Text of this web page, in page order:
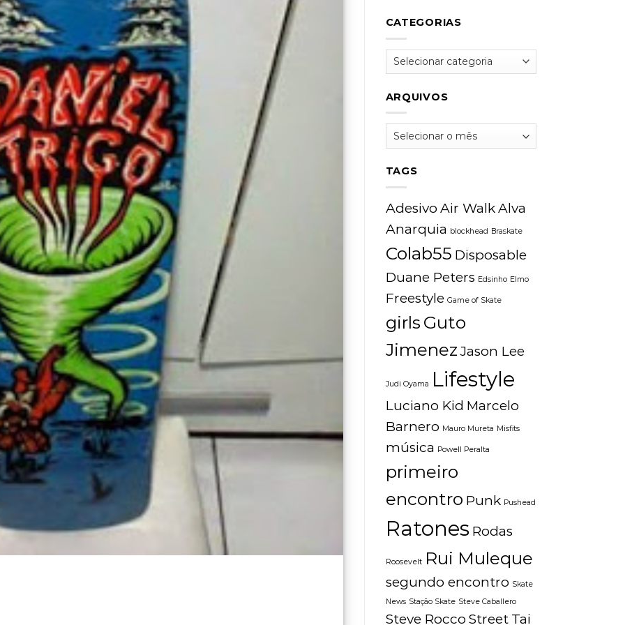
CATEGORIAS
Categorias
ARQUIVOS
Arquivos
TAGS
Adesivo Air WalkAlva
Anarquia blockhead Braskate
Colab55 Disposable
Duane Peters Edsinho Elmo
Freestyle Game of Skate
girls Guto
JimenezJason Lee
Judi Oyama Lifestyle
Luciano Kid Marcelo
Barnero Mauro Mureta Misfits
música Powell Peralta
primeiro
encontro Punk Pushead
Ratones Rodas
Roosevelt Rui Muleque
segundo encontro Skate
News Stação Skate Steve Caballero
Steve Rocco Street Tai